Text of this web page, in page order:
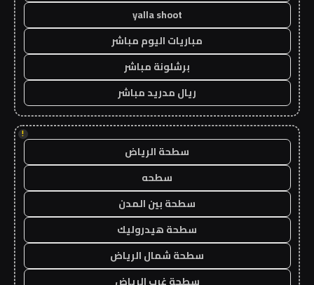
yalla shoot
مباريات اليوم مباشر
برشلونة مباشر
ريال مدريد مباشر
!
سطحة الرياض
سطحه
سطحة بين المدن
سطحة هيدروليك
سطحة شمال الرياض
سطحة غرب الرياض